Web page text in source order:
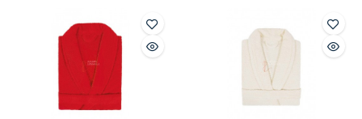
femme, 100% coton
peigné 385 g/m2.
Peignoir unisexe
finition col Châle avec
ceinture et deux
ceinture et deux
poches.